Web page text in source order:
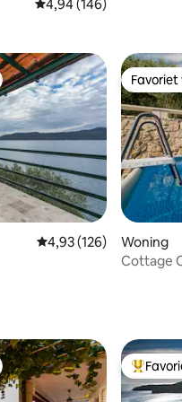
Gemiddelde
4,94 (146)
Gemiddelde
4,93 (126)
Woning
Cottage
uitzicht